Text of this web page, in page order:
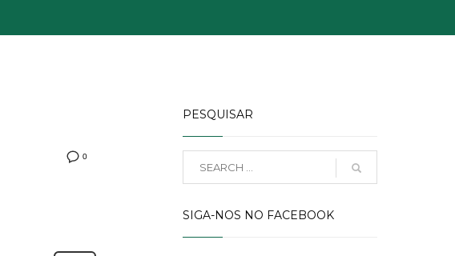
0
PESQUISAR
SIGA-NOS NO FACEBOOK